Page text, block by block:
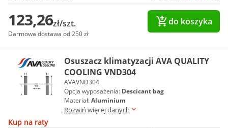
123,26zł/szt.
Darmowa dostawa od 250 zł
do koszyka
Osuszacz klimatyzacji AVA QUALITY
COOLING VND304
AVAVND304
Opcja wyposażenia: Descicant bag
Materiał:Aluminium
Rozwiń więcej danych
Kup na raty